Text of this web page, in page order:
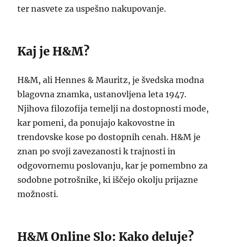
ter nasvete za uspešno nakupovanje.
Kaj je H&M?
H&M, ali Hennes & Mauritz, je švedska modna
blagovna znamka, ustanovljena leta 1947.
Njihova filozofija temelji na dostopnosti mode,
kar pomeni, da ponujajo kakovostne in
trendovske kose po dostopnih cenah. H&M je
znan po svoji zavezanosti k trajnosti in
odgovornemu poslovanju, kar je pomembno za
sodobne potrošnike, ki iščejo okolju prijazne
možnosti.
H&M Online Slo: Kako deluje?